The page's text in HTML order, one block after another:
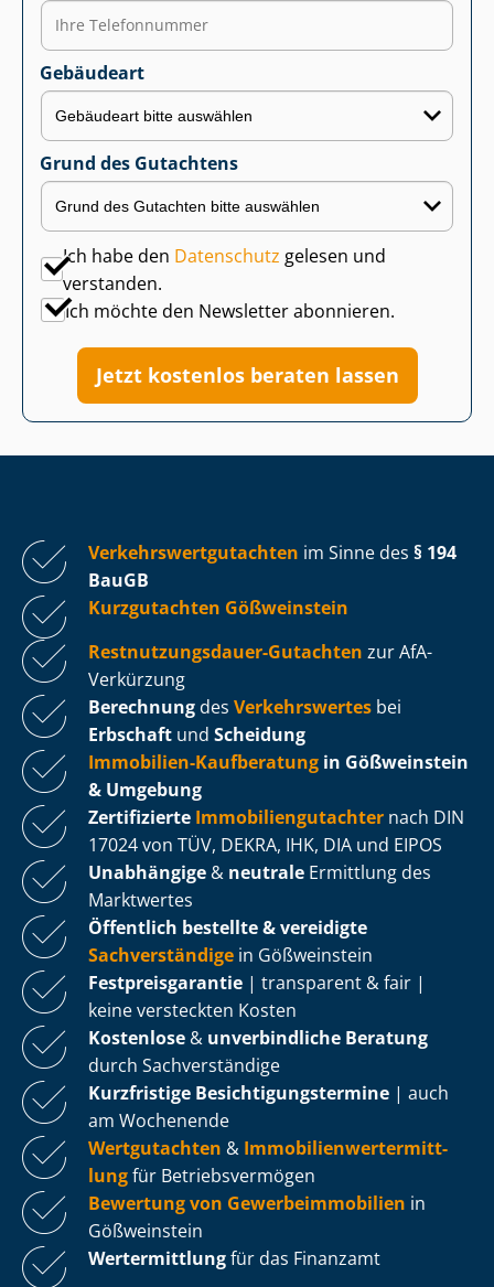
Gebäudeart
Grund des Gutachtens
Ich habe den Datenschutz gelesen und
verstanden.
Ich möchte den Newsletter abonnieren.
Jetzt kostenlos beraten lassen
Ver­kehrs­wert­gut­ach­ten im Sinne des § 194
BauGB
Kurzgutachten Gößweinstein
Rest­nut­zungs­dau­er-Gutachten zur AfA-
Verkürzung
Berechnung des Verkehrswertes bei
Erbschaft und Scheidung
Immobilien-Kaufberatung in Gößweinstein
& Umgebung
Zertifizierte Im­mo­bi­li­en­gut­ach­ter nach DIN
17024 von TÜV, DEKRA, IHK, DIA und EIPOS
Unabhängige & neutrale Ermittlung des
Marktwertes
Öffentlich bestellte & vereidigte
Sachverständige in Gößweinstein
Fest­preis­ga­ran­tie | transparent & fair |
keine versteckten Kosten
Kostenlose & unverbindliche Beratung
durch Sachverständige
Kurzfristige Be­sich­ti­gungs­ter­mi­ne | auch
am Wochenende
Wertgutachten & Im­mo­bi­li­en­wert­ermitt­
lungfür Be­triebs­ver­mö­gen
Bewertung von Ge­wer­be­im­mo­bi­li­en in
Gößweinstein
Wertermittlungfür das Finanzamt